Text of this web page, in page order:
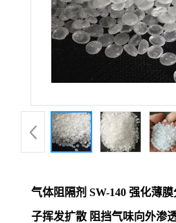
气体阻隔剂 SW-140 强化薄
子挥发扩散 阻挡气味向外渗